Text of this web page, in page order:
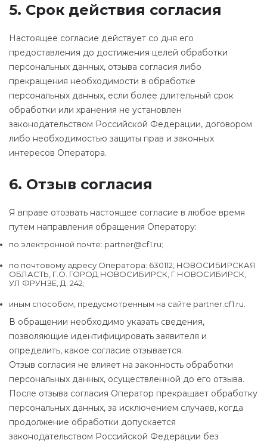
5. Срок действия согласия
Настоящее согласие действует со дня его
предоставления до достижения целей обработки
персональных данных, отзыва согласия либо
прекращения необходимости в обработке
персональных данных, если более длительный срок
обработки или хранения не установлен
законодательством Российской Федерации, договором
либо необходимостью защиты прав и законных
интересов Оператора.
6. Отзыв согласия
Я вправе отозвать настоящее согласие в любое время
путем направления обращения Оператору:
по электронной почте: partner@cf1.ru;
по почтовому адресу Оператора: 630112, НОВОСИБИРСКАЯ
ОБЛАСТЬ, Г.О. ГОРОД НОВОСИБИРСК, Г НОВОСИБИРСК,
УЛ ФРУНЗЕ, Д. 242;
иным способом, предусмотренным на сайте partner.cf1.ru.
В обращении необходимо указать сведения,
позволяющие идентифицировать заявителя и
определить, какое согласие отзывается.
Отзыв согласия не влияет на законность обработки
персональных данных, осуществленной до его отзыва.
После отзыва согласия Оператор прекращает обработку
персональных данных, за исключением случаев, когда
продолжение обработки допускается
законодательством Российской Федерации без